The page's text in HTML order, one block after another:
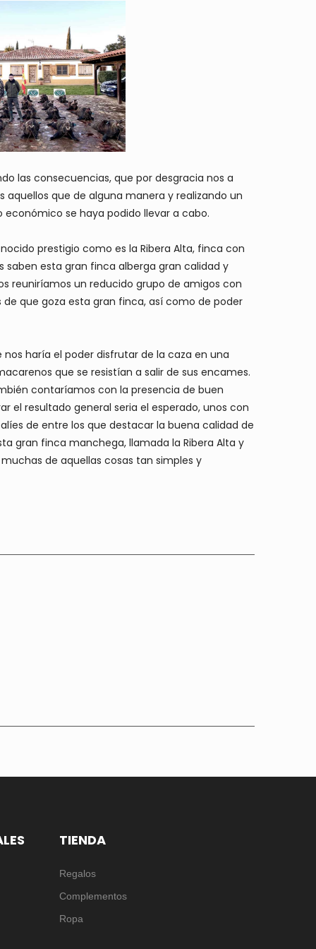
las consecuencias, que por desgracia nos a
que de alguna manera y realizando un
se haya podido llevar a cabo.
prestigio como es la Ribera Alta, finca con
esta gran finca alberga gran calidad y
reuniríamos un reducido grupo de amigos con
que goza esta gran finca, así como de poder
haría el poder disfrutar de la caza en una
que se resistían a salir de sus encames.
contaríamos con la presencia de buen
el resultado general seria el esperado, unos con
de entre los que destacar la buena calidad de
gran finca manchega, llamada la Ribera Alta y
de aquellas cosas tan simples y
TIENDA
Regalos
Complementos
Ropa